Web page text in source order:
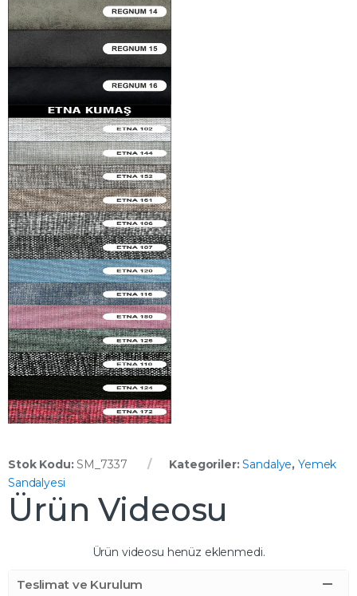
Stok Kodu:SM_7337 Kategoriler:Sandalye,Yemek
Sandalyesi
Ürün Videosu
Ürün videosu henüz eklenmedi.
Teslimat ve Kurulum